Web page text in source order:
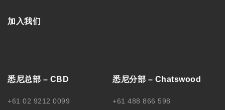
加入我们
悉尼总部 – CBD
+61 02 9212 0099
悉尼分部 – Chatswood
+61 488 866 598